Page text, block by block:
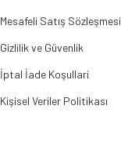
Mesafeli Satış Sözleşmesi
Gizlilik ve Güvenlik
İptal İade Koşullari
Kişisel Veriler Politikası